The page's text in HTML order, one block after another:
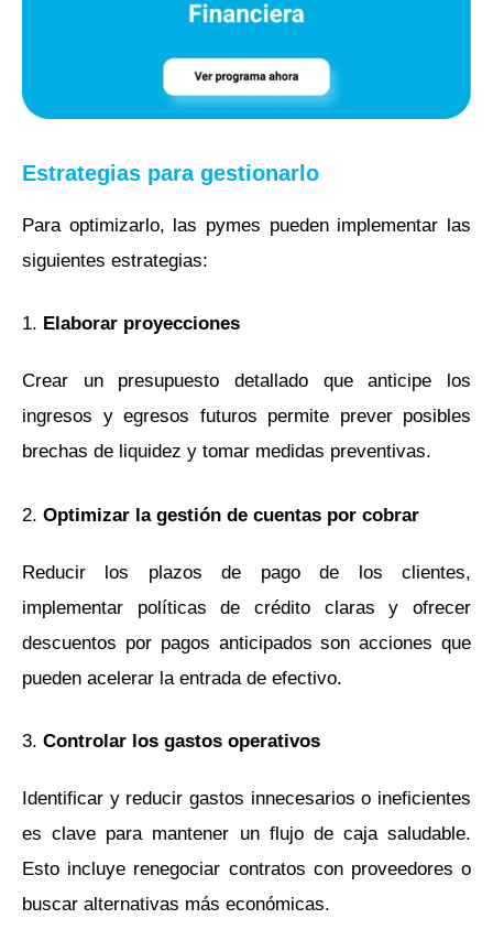
Estrategias para gestionarlo
Para optimizarlo, las pymes pueden implementar las
siguientes estrategias:
1. Elaborar proyecciones
Crear un presupuesto detallado que anticipe los
ingresos y egresos futuros permite prever posibles
brechas de liquidez y tomar medidas preventivas.
2. Optimizar la gestión de cuentas por cobrar
Reducir los plazos de pago de los clientes,
implementar políticas de crédito claras y ofrecer
descuentos por pagos anticipados son acciones que
pueden acelerar la entrada de efectivo.
3. Controlar los gastos operativos
Identificar y reducir gastos innecesarios o ineficientes
es clave para mantener un flujo de caja saludable.
Esto incluye renegociar contratos con proveedores o
buscar alternativas más económicas.